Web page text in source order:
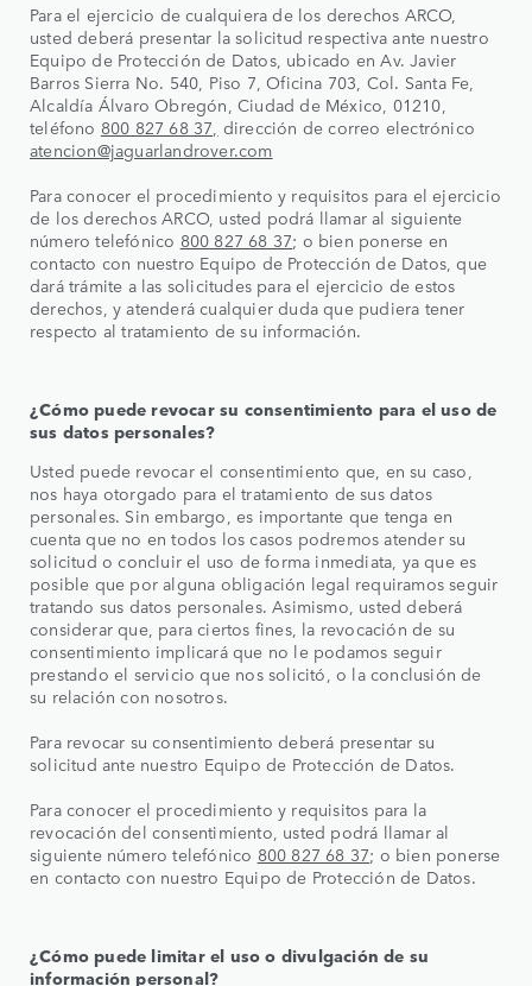
Para el ejercicio de cualquiera de los derechos ARCO,
usted deberá presentar la solicitud respectiva ante nuestro
Equipo de Protección de Datos, ubicado en Av. Javier
Barros Sierra No. 540, Piso 7, Oficina 703, Col. Santa Fe,
Alcaldía Álvaro Obregón, Ciudad de México, 01210,
teléfono 800 827 68 37, dirección de correo electrónico
atencion@jaguarlandrover.com
Para conocer el procedimiento y requisitos para el ejercicio
de los derechos ARCO, usted podrá llamar al siguiente
número telefónico 800 827 68 37; o bien ponerse en
contacto con nuestro Equipo de Protección de Datos, que
dará trámite a las solicitudes para el ejercicio de estos
derechos, y atenderá cualquier duda que pudiera tener
respecto al tratamiento de su información.
¿Cómo puede revocar su consentimiento para el uso de
sus datos personales?
Usted puede revocar el consentimiento que, en su caso,
nos haya otorgado para el tratamiento de sus datos
personales. Sin embargo, es importante que tenga en
cuenta que no en todos los casos podremos atender su
solicitud o concluir el uso de forma inmediata, ya que es
posible que por alguna obligación legal requiramos seguir
tratando sus datos personales. Asimismo, usted deberá
considerar que, para ciertos fines, la revocación de su
consentimiento implicará que no le podamos seguir
prestando el servicio que nos solicitó, o la conclusión de
su relación con nosotros.
Para revocar su consentimiento deberá presentar su
solicitud ante nuestro Equipo de Protección de Datos.
Para conocer el procedimiento y requisitos para la
revocación del consentimiento, usted podrá llamar al
siguiente número telefónico 800 827 68 37; o bien ponerse
en contacto con nuestro Equipo de Protección de Datos.
¿Cómo puede limitar el uso o divulgación de su
información personal?